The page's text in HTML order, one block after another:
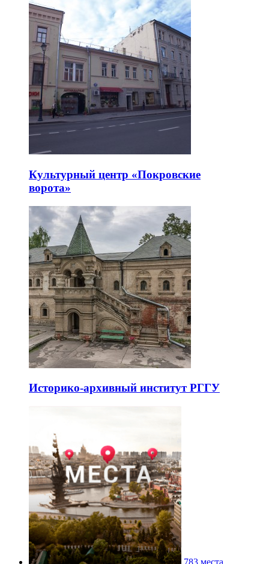
Культурный центр «Покровские
ворота»
Историко-архивный институт РГГУ